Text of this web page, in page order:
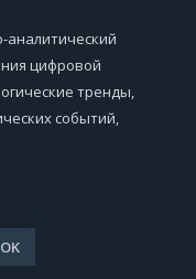
цифровой
тренды,
событий,